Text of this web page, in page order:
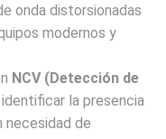
onda distorsionadas
modernos y
NCV (Detección de
la presencia
necesidad de